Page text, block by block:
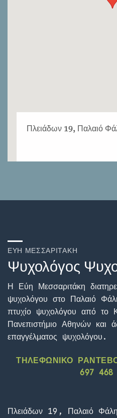
Πλειάδων 19, Παλαιό
ΕΎΗ ΜΕΣΣΑΡΙΤΆΚΗ
Ψυχολόγος
Η Εύη Μεσσαριτάκη
ψυχολόγου στο Παλαιό
πτυχίο ψυχολόγου από το
Πανεπιστήμιο Αθηνών και
επαγγέλματος ψυχολόγου.
ΤΗΛΕΦΩΝΙΚΟ
697 468
Πλειάδων 19, Παλαιό